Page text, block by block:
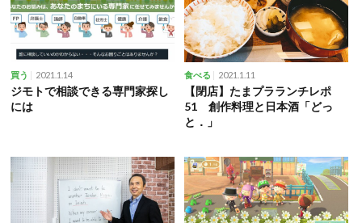
買う 2021.1.14
ジ‌モ‌ト‌で‌相‌談‌で‌き‌る‌専‌門‌家‌探‌し‌
に‌は
食べる 2021.1.11
【閉店】たまプラランチレポ
51 創作料理と日本酒「どっ
と．」